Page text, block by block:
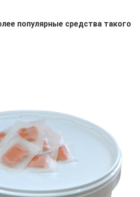
популярные средства такого